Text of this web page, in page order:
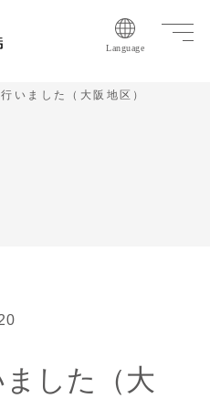
Language
いました（大阪地区）
した（大